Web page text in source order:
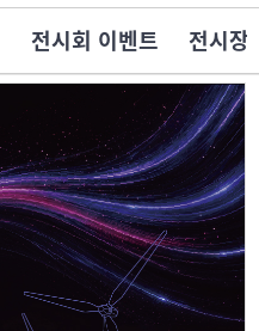
전시회 이벤트 전시장